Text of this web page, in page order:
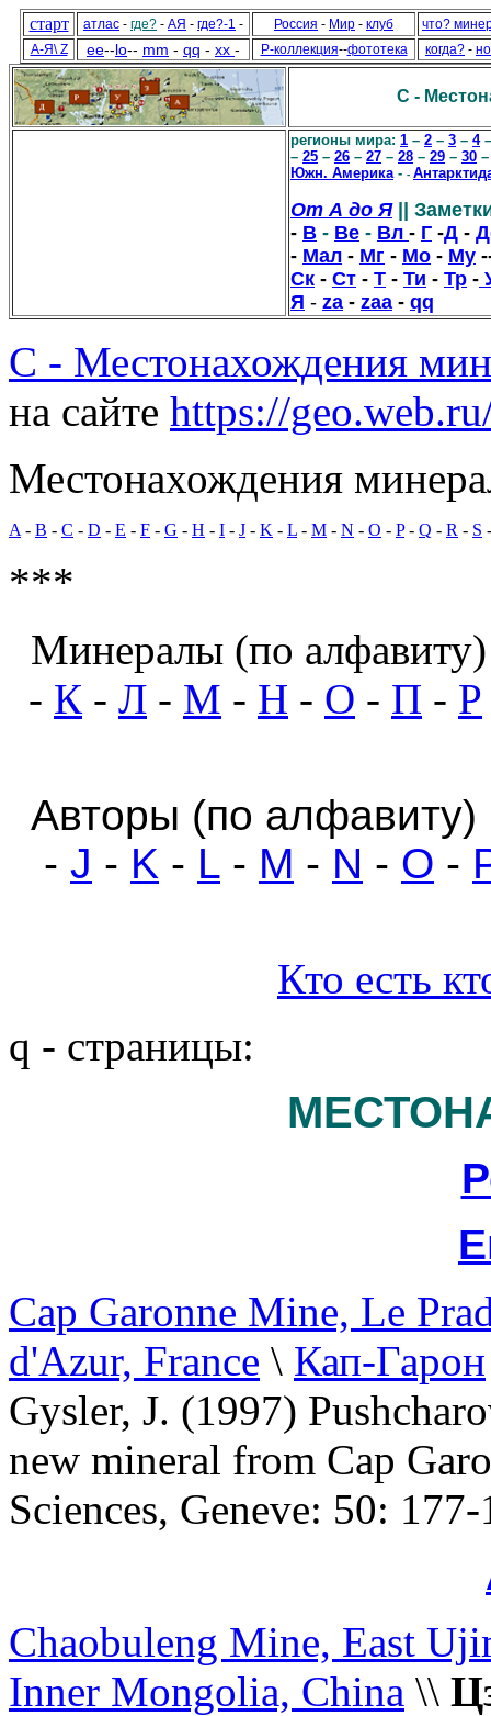
старт атлас - где? - АЯ - где?-1 - Россия - Мир - клуб
что?
А-Я\ Z
ee--lo-- mm - qq - xx - Р-коллекция--фототека когда? -
C -
регионы мира: 1 – 2 – 3 – 4
– 25 – 26 – 27 – 28 – 29 – 30
Южн. Америка- -
От А до Я
||
- В - Ве - Вл - Г -Д -
- Мал - Мг - Мо - Му
Ск - Ст - Т - Ти - Тр -
Я - za - zaa - qq
C - Местонахождения
на сайте https://
Местонахождения
A - B - C - D - E - F - G - H - I - J - K - L - M - N - O - P- Q - R - S
***
Минералы (по
- К - Л - М - Н - О - П - Р
Авторы (по алфавиту)
- J - K - L - M - N - O -
Кто есть
q - страницы:
Cap Garonne Mine, Le
d'Azur, France \ Кап-Гарон
Gysler, J. (1997)
new mineral from Cap
Sciences, Geneve: 50:
Chaobuleng Mine, East
Inner Mongolia, China \\